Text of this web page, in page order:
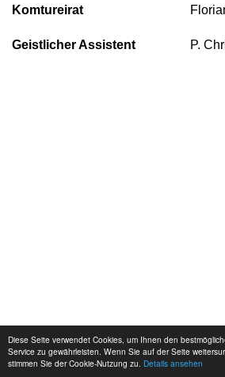
Diese Seite verwendet Cookies, um Ihnen den
Service zu gewährleisten. Wenn Sie auf der Seite
stimmen Sie der Cookie-Nutzung zu. Details ansehen
Komtureirat
Geistlicher Assistent P.